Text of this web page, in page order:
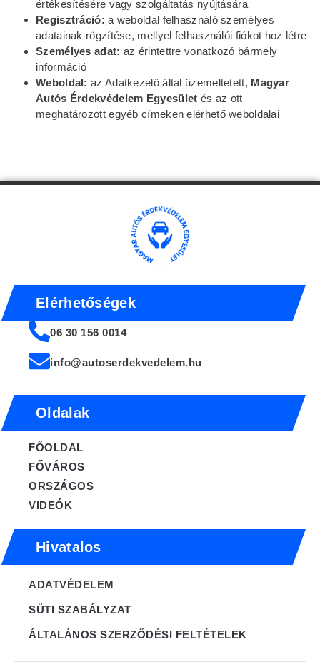
értékesítésére vagy szolgáltatás nyújtására
Regisztráció:a weboldal felhasználó személyes
adatainak rögzítése, mellyel felhasználói fiókot hoz létre
Személyes adat: az érintettre vonatkozó bármely
információ
Weboldal: az Adatkezelő által üzemeltetett, Magyar
Autós Érdekvédelem Egyesület és az ott
meghatározott egyéb címeken elérhető weboldalai
Elérhetőségek
06 30 156 0014
info@autoserdekvedelem.hu
FŐOLDAL
FŐVÁROS
ORSZÁGOS
VIDEÓK
Oldalak
ADATVÉDELEM
SÜTI SZABÁLYZAT
ÁLTALÁNOS SZERZŐDÉSI FELTÉTELEK
Hivatalos